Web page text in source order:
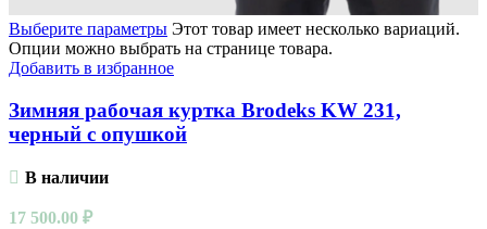
Выберите параметры Этот товар имеет несколько вариаций.
Опции можно выбрать на странице товара.
Добавить в избранное
Зимняя рабочая куртка Brodeks KW 231,
черный с опушкой
В наличии
17 500.00 ₽